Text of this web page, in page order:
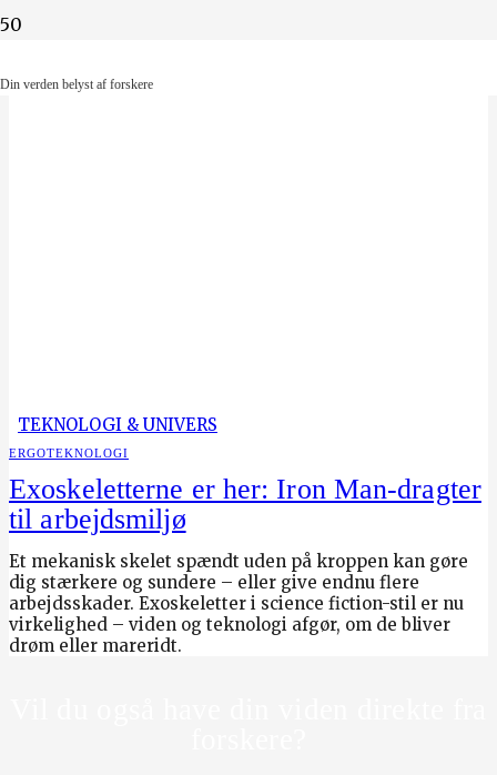
Din verden belyst af forskere
TEKNOLOGI & UNIVERS
ERGOTEKNOLOGI
Exoskeletterne er her: Iron Man-dragter
til arbejdsmiljø
Et mekanisk skelet spændt uden på kroppen kan gøre
dig stærkere og sundere – eller give endnu flere
arbejdsskader. Exoskeletter i science fiction-stil er nu
virkelighed – viden og teknologi afgør, om de bliver
drøm eller mareridt.